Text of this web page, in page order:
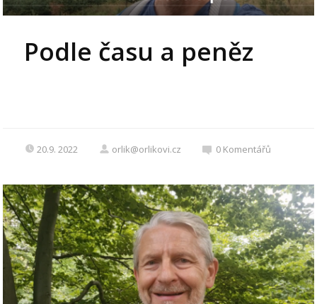
Podle času a peněz
20.9. 2022 orlik@orlikovi.cz 0 Komentářů